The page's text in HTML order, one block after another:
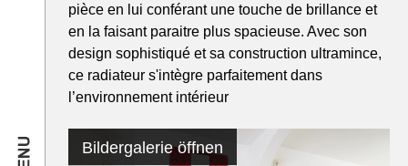
pièce en lui conférant une touche de brillance et
en la faisant paraitre plus spacieuse. Avec son
design sophistiqué et sa construction ultramince,
ce radiateur s'intègre parfaitement dans
l’environnement intérieur
Bildergalerie öffnen